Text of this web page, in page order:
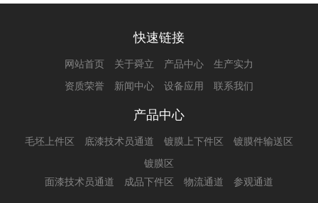
快速链接
网站首页 关于舜立 产品中心
生产实力
资质荣誉
新闻中心 设备应用 联系我们
产品中心
毛坯上件区 底漆技术员通道 镀膜上下件区
镀膜件输送区
镀膜区
面漆技术员通道
成品下件区 物流通道 参观通道